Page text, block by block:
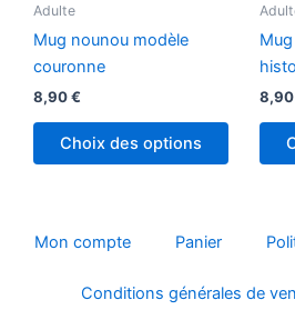
produit
Adulte
Mug nounou modèle
couronne
8,90€
Choix des options
8,90
Mon compte Panier
Conditions générales de